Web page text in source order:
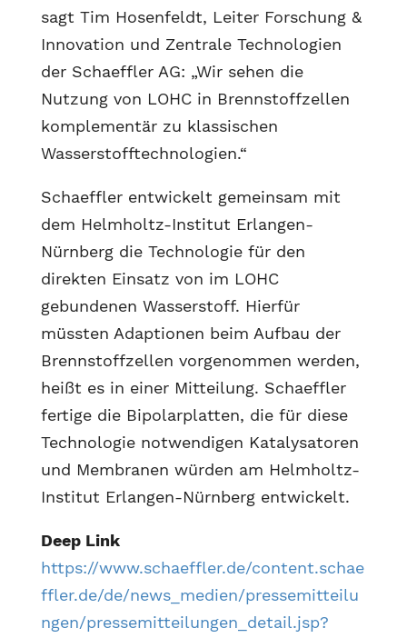
sagt Tim Hosenfeldt, Leiter Forschung &
Innovation und Zentrale Technologien
der Schaeffler AG: „Wir sehen die
Nutzung von LOHC in Brennstoffzellen
komplementär zu klassischen
Wasserstofftechnologien.“
Schaeffler entwickelt gemeinsam mit
dem Helmholtz-Institut Erlangen-
Nürnberg die Technologie für den
direkten Einsatz von im LOHC
gebundenen Wasserstoff. Hierfür
müssten Adaptionen beim Aufbau der
Brennstoffzellen vorgenommen werden,
heißt es in einer Mitteilung. Schaeffler
fertige die Bipolarplatten, die für diese
Technologie notwendigen Katalysatoren
und Membranen würden am Helmholtz-
Institut Erlangen-Nürnberg entwickelt.
Deep Link
https://www.schaeffler.de/content.schae
ffler.de/de/news_medien/pressemitteilu
ngen/pressemitteilungen_detail.jsp?